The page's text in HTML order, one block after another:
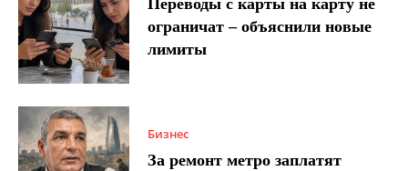
Переводы с карты на карту не
ограничат – объяснили новые
лимиты
Бизнес
За ремонт метро заплатят